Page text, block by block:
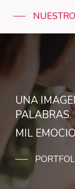
UNA
PALABRAS.
MIL